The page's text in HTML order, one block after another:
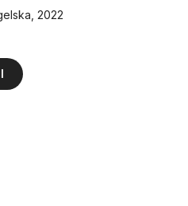
2022
Totalt antal röster: